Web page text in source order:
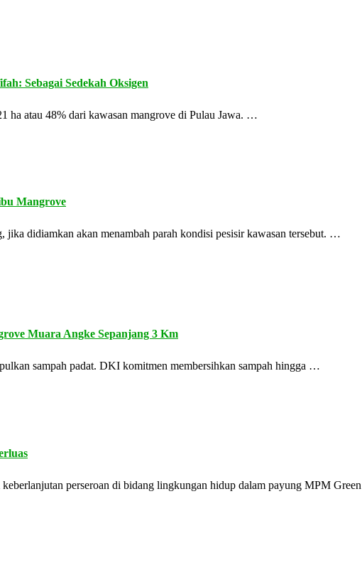
Sebagai Sedekah Oksigen
ha atau 48% dari kawasan mangrove di Pulau Jawa. …
Mangrove
jika didiamkan akan menambah parah kondisi pesisir kawasan tersebut. …
Muara Angke Sepanjang 3 Km
sampah padat. DKI komitmen membersihkan sampah hingga …
perseroan di bidang lingkungan hidup dalam payung MPM